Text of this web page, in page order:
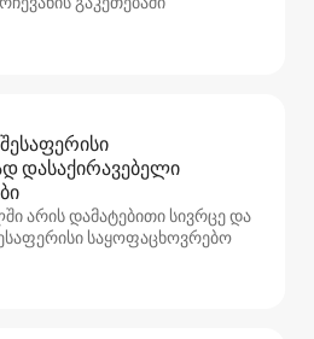
დასაქირავებელი
არის დამატებითი სივრცე და
საყოფაცხოვრებო